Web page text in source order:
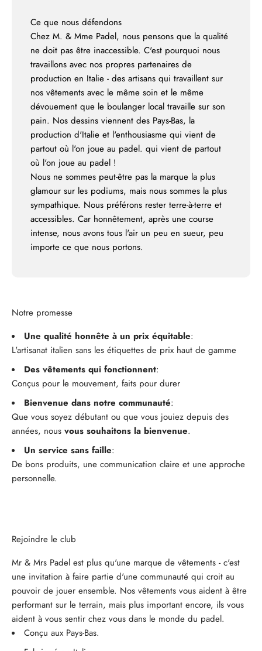
Ce que nous défendons
Chez M. & Mme Padel, nous pensons que la qualité
ne doit pas être inaccessible. C'est pourquoi nous
travaillons avec nos propres partenaires de
production en Italie - des artisans qui travaillent sur
nos vêtements avec le même soin et le même
dévouement que le boulanger local travaille sur son
pain. Nos dessins viennent des Pays-Bas, la
production d'Italie et l'enthousiasme qui vient de
partout où l'on joue au padel. qui vient de partout
où l'on joue au padel !
Nous ne sommes peut-être pas la marque la plus
glamour sur les podiums, mais nous sommes la plus
sympathique. Nous préférons rester terre-à-terre et
accessibles. Car honnêtement, après une course
intense, nous avons tous l'air un peu en sueur, peu
importe ce que nous portons.
Notre promesse
Une qualité honnête à un prix équitable:
L'artisanat italien sans les étiquettes de prix haut de gamme
Des vêtements qui fonctionnent:
Conçus pour le mouvement, faits pour durer
Bienvenue dans notre communauté:
Que vous soyez débutant ou que vous jouiez depuis des
années, nous vous souhaitons la bienvenue.
Un service sans faille:
De bons produits, une communication claire et une approche
personnelle.
Rejoindre le club
Mr & Mrs Padel est plus qu'une marque de vêtements - c'est
une invitation à faire partie d'une communauté qui croit au
pouvoir de jouer ensemble. Nos vêtements vous aident à être
performant sur le terrain, mais plus important encore, ils vous
aident à vous sentir chez vous dans le monde du padel.
Conçu aux Pays-Bas.